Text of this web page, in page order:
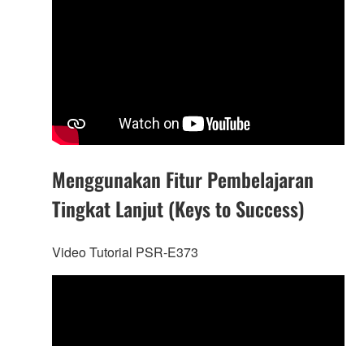
Menggunakan Fitur Pembelajaran
Tingkat Lanjut (Keys to Success)
Video Tutorial PSR-E373